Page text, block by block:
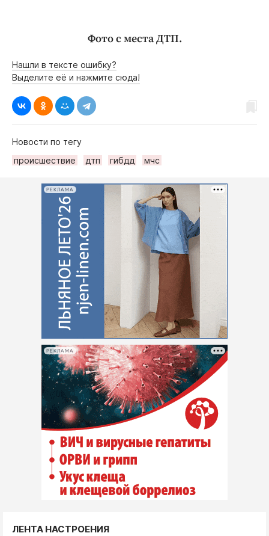
Фото с места ДТП.
Нашли в тексте ошибку?
Выделите её и нажмите сюда!
Новости по тегу
происшествие
дтп гибдд мчс
РЕКЛАМА
РЕКЛАМА
ЛЕНТА НАСТРОЕНИЯ